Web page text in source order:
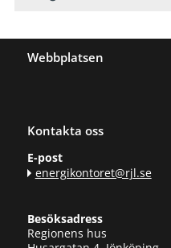
Webbplatsen
Kontakta oss
E-post
energikontoret@rjl.se
Besöksadress
Regionens hus